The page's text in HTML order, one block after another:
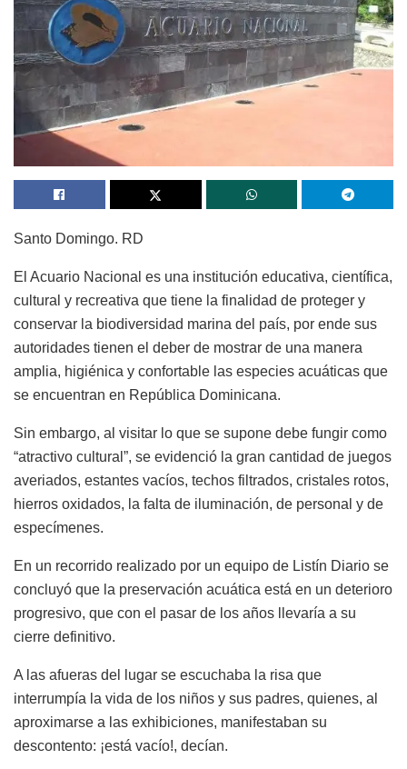
Santo Domingo. RD
El Acuario Nacional es una institución educativa, científica,
cultural y recreativa que tiene la finalidad de proteger y
conservar la biodiversidad marina del país, por ende sus
autoridades tienen el deber de mostrar de una manera
amplia, higiénica y confortable las especies acuáticas que
se encuentran en República Dominicana.
Sin embargo, al visitar lo que se supone debe fungir como
“atractivo cultural”, se evidenció la gran cantidad de juegos
averiados, estantes vacíos, techos filtrados, cristales rotos,
hierros oxidados, la falta de iluminación, de personal y de
especímenes.
En un recorrido realizado por un equipo de Listín Diario se
concluyó que la preservación acuática está en un deterioro
progresivo, que con el pasar de los años llevaría a su
cierre definitivo.
A las afueras del lugar se escuchaba la risa que
interrumpía la vida de los niños y sus padres, quienes, al
aproximarse a las exhibiciones, manifestaban su
descontento: ¡está vacío!, decían.